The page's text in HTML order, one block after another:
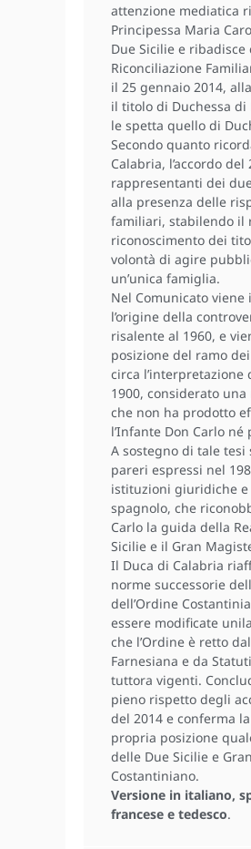
attenzione mediatica
Principessa Maria
Due Sicilie e ribadisce
Riconciliazione
il 25 gennaio 2014,
il titolo di Duchessa
le spetta quello di
Secondo quanto
Calabria, l’accordo
rappresentanti dei
alla presenza delle
familiari, stabilendo il
riconoscimento dei
volontà di agire
un’unica famiglia.
Nel Comunicato
l’origine della
risalente al 1960, e
posizione del ramo
circa l’interpretazione
1900, considerato
che non ha prodotto
l’Infante Don Carlo
A sostegno di tale
pareri espressi nel
istituzioni giuridiche
spagnolo, che
Carlo la guida della
Sicilie e il Gran
Il Duca di Calabria
norme successorie
dell’Ordine
essere modificate
che l’Ordine è retto
Farnesiana e da
tuttora vigenti.
pieno rispetto degli
del 2014 e conferma
propria posizione
delle Due Sicilie e
Costantiniano.
Versione in italiano,
francese e tedesco.